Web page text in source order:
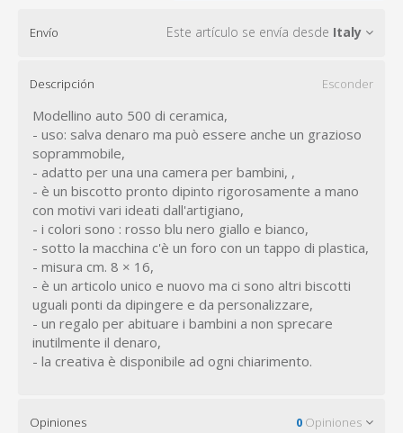
Envío Este artículo se envía desde Italy
Descripción Esconder
Modellino auto 500 di ceramica,
- uso: salva denaro ma può essere anche un grazioso
soprammobile,
- adatto per una una camera per bambini, ,
- è un biscotto pronto dipinto rigorosamente a mano
con motivi vari ideati dall'artigiano,
- i colori sono : rosso blu nero giallo e bianco,
- sotto la macchina c'è un foro con un tappo di plastica,
- misura cm. 8 × 16,
- è un articolo unico e nuovo ma ci sono altri biscotti
uguali ponti da dipingere e da personalizzare,
- un regalo per abituare i bambini a non sprecare
inutilmente il denaro,
- la creativa è disponibile ad ogni chiarimento.
Opiniones 0 Opiniones